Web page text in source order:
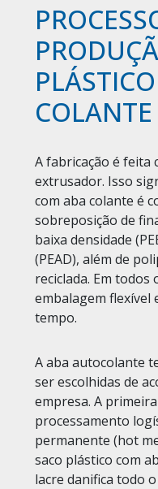
COLANTE
A fabricação é feita
extrusador. Isso
com aba colante é
sobreposição de
baixa densidade
(PEAD), além de
reciclada. Em todos
embalagem flexível
tempo.
A aba autocolante
ser escolhidas de
empresa. A
processamento
permanente (hot
saco plástico com
lacre danifica todo